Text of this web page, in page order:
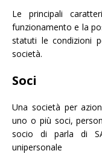
Le principali
funzionamento e la
statuti le condizioni
società.
Soci
Una società per
uno o più soci,
socio di parla di
unipersonale